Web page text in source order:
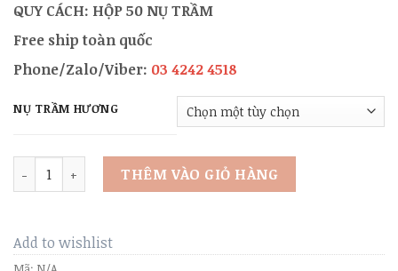
QUY CÁCH: HỘP 50 NỤ TRẦM
Free ship toàn quốc
Phone/Zalo/Viber: 03 4242 4518
NỤ TRẦM HƯƠNG
Nụ Trầm Hương Thiên Nhiên số lượng
THÊM VÀO GIỎ HÀNG
Add to wishlist